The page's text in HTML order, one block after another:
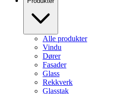
Alle produkter
Vindu
Dører
Fasader
Glass
Rekkverk
Glasstak